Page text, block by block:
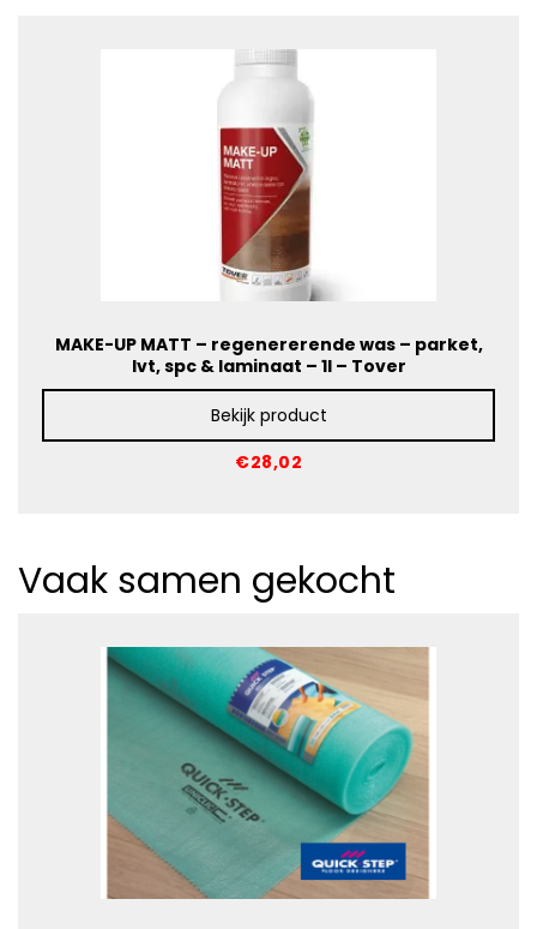
MAKE-UP MATT – regenererende was – parket,
lvt, spc & laminaat – 1l – Tover
Bekijk product
€28,02
Vaak samen gekocht